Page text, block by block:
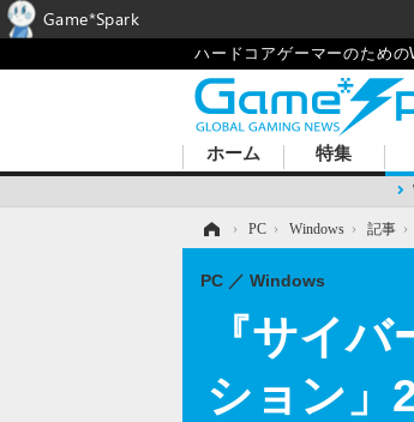
ハードコアゲーマーのための
ホーム 特集
› PC › Windows › 記事 ›
『サイ
ション」
PC Windows
Game*Spark